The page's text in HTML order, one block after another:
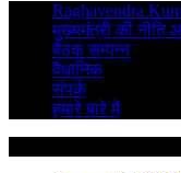
Raghavendra
मुख्यमंत्री की नीति
बैठक सम्पन्न
वैधानिक
संपर्क
हमारे बारे में